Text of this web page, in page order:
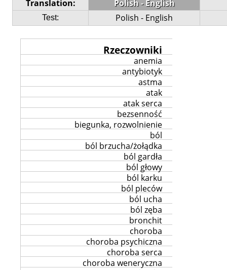
Translation: Polish - English
Test: Polish - English
Rzeczowniki
anemia
antybiotyk
astma
atak
atak serca
bezsenność
biegunka, rozwolnienie
ból
ból brzucha/żołądka
ból gardła
ból głowy
ból karku
ból pleców
ból ucha
ból zęba
bronchit
choroba
choroba psychiczna
choroba serca
choroba weneryczna